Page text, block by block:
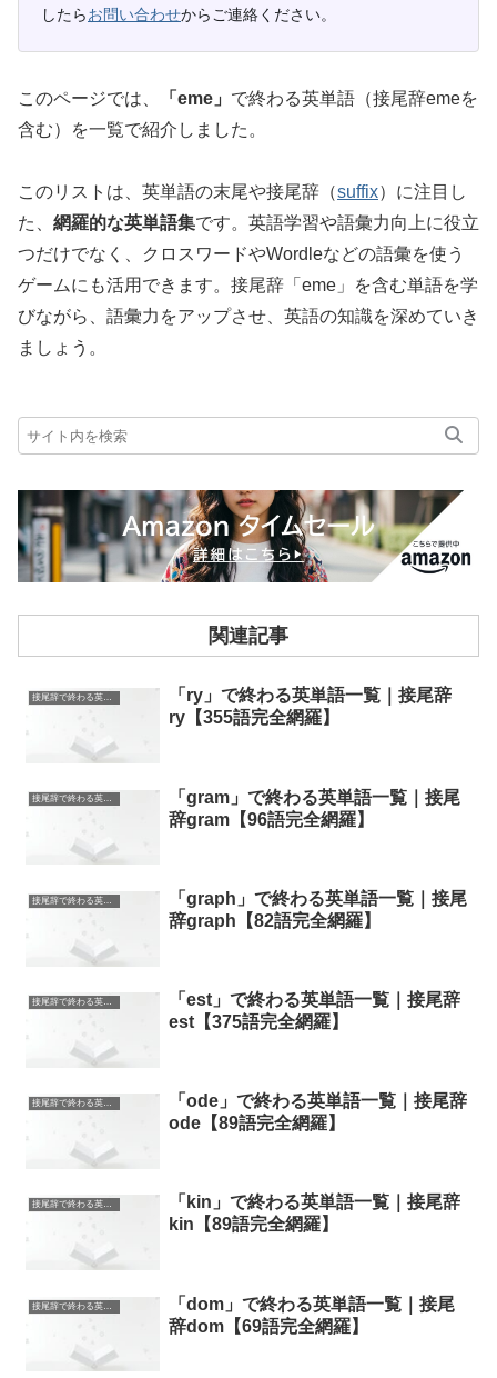
したらお問い合わせからご連絡ください。
このページでは、 「eme」 で終わる英単語（接尾辞emeを
含む）を一覧で紹介しました。
このリストは、英単語の末尾や接尾辞（suffix）に注目し
た、 網羅的な英単語集です。英語学習や語彙力向上に役立
つだけでなく、クロスワードやWordleなどの語彙を使う
ゲームにも活用できます。接尾辞「eme」を含む単語を学
びながら、語彙力をアップさせ、英語の知識を深めていき
ましょう。
関連記事
接尾辞で終わる英単語
「ry」で終わる英単語一覧｜接尾辞
ry【355語完全網羅】
接尾辞で終わる英単語
「gram」で終わる英単語一覧｜接尾
辞gram【96語完全網羅】
接尾辞で終わる英単語
「graph」で終わる英単語一覧｜接尾
辞graph【82語完全網羅】
接尾辞で終わる英単語
「est」で終わる英単語一覧｜接尾辞
est【375語完全網羅】
接尾辞で終わる英単語
「ode」で終わる英単語一覧｜接尾辞
ode【89語完全網羅】
接尾辞で終わる英単語
「kin」で終わる英単語一覧｜接尾辞
kin【89語完全網羅】
接尾辞で終わる英単語
「dom」で終わる英単語一覧｜接尾
辞dom【69語完全網羅】